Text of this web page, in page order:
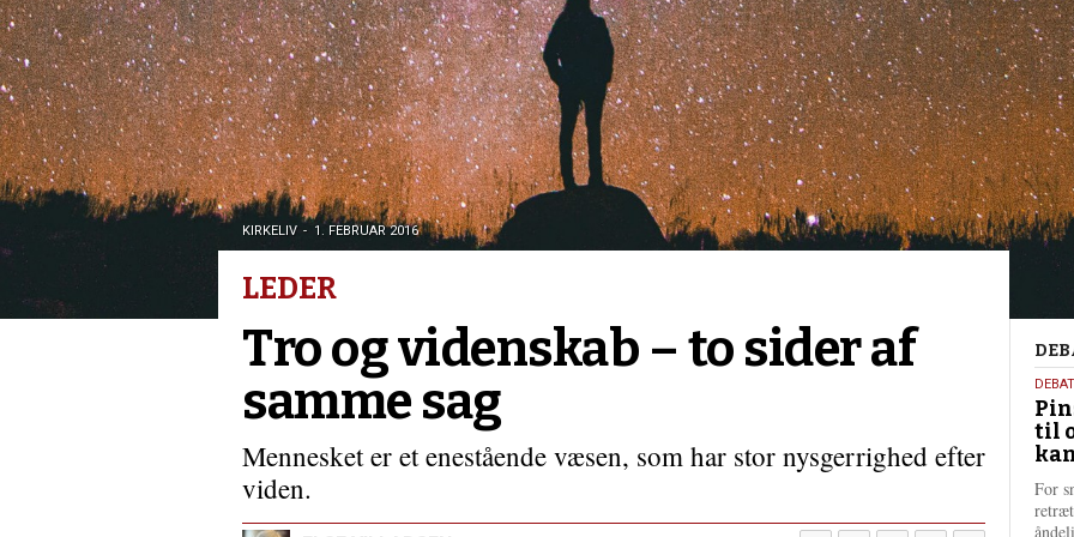
KIRKELIV 1. FEBRUAR 2016
LEDER
Tro og videnskab – to sider af
samme sag
Mennesket er et enestående væsen, som har stor nysgerrighed efter
viden.
5.
DEBAT
til
For